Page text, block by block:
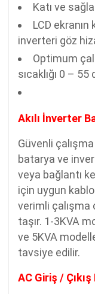
Katı ve
LCD
inverteri göz
Optimum
sıcaklığı 0 – 55
Akılı İnverter
Güvenli
batarya ve
veya bağlantı
için uygun
verimli çalışma
taşır. 1-3KVA
ve 5KVA
tavsiye edilir.
AC Giriş / Çıkış